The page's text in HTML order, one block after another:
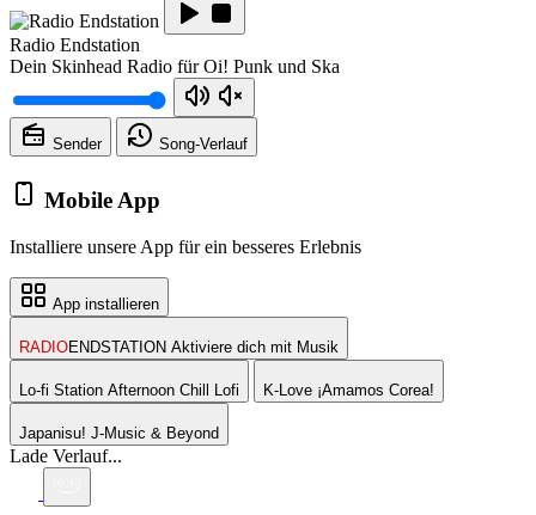
Radio Endstation
Dein Skinhead Radio für Oi! Punk und Ska
Sender Song-Verlauf
Mobile App
Installiere unsere App für ein besseres Erlebnis
App installieren
RADIOENDSTATION Aktiviere dich mit Musik
Lo-fi Station Afternoon Chill Lofi K-Love ¡Amamos Corea!
Japanisu! J-Music & Beyond
Lade Verlauf...